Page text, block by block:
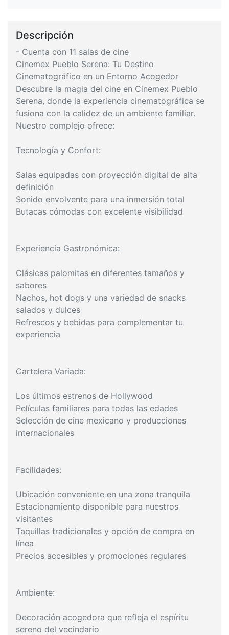
Descripción
- Cuenta con 11 salas de cine
Cinemex Pueblo Serena: Tu Destino
Cinematográfico en un Entorno Acogedor
Descubre la magia del cine en Cinemex Pueblo
Serena, donde la experiencia cinematográfica se
fusiona con la calidez de un ambiente familiar.
Nuestro complejo ofrece:
Tecnología y Confort:
Salas equipadas con proyección digital de alta
definición
Sonido envolvente para una inmersión total
Butacas cómodas con excelente visibilidad
Experiencia Gastronómica:
Clásicas palomitas en diferentes tamaños y
sabores
Nachos, hot dogs y una variedad de snacks
salados y dulces
Refrescos y bebidas para complementar tu
experiencia
Cartelera Variada:
Los últimos estrenos de Hollywood
Películas familiares para todas las edades
Selección de cine mexicano y producciones
internacionales
Facilidades:
Ubicación conveniente en una zona tranquila
Estacionamiento disponible para nuestros
visitantes
Taquillas tradicionales y opción de compra en
línea
Precios accesibles y promociones regulares
Ambiente:
Decoración acogedora que refleja el espíritu
sereno del vecindario